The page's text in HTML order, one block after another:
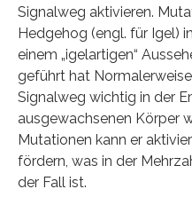
Signalweg aktivieren.
Hedgehog (engl. für Igel)
einem „igelartigen“
geführt hat
Signalweg wichtig in der
ausgewachsenen Körper
Mutationen kann er
fördern, was in der
der Fall ist.